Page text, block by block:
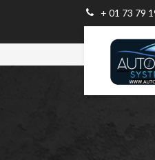
+ 01 73 79